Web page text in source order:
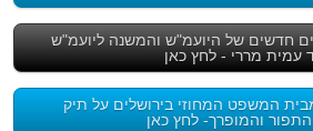
חדשים של היועמ"ש והמשנה ליועמ"ש
עמית מררי - לחץ כאן
המשפט המחוזי בירושלים על תיק